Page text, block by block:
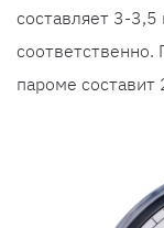
составляет 3-
соответственно.
пароме составит